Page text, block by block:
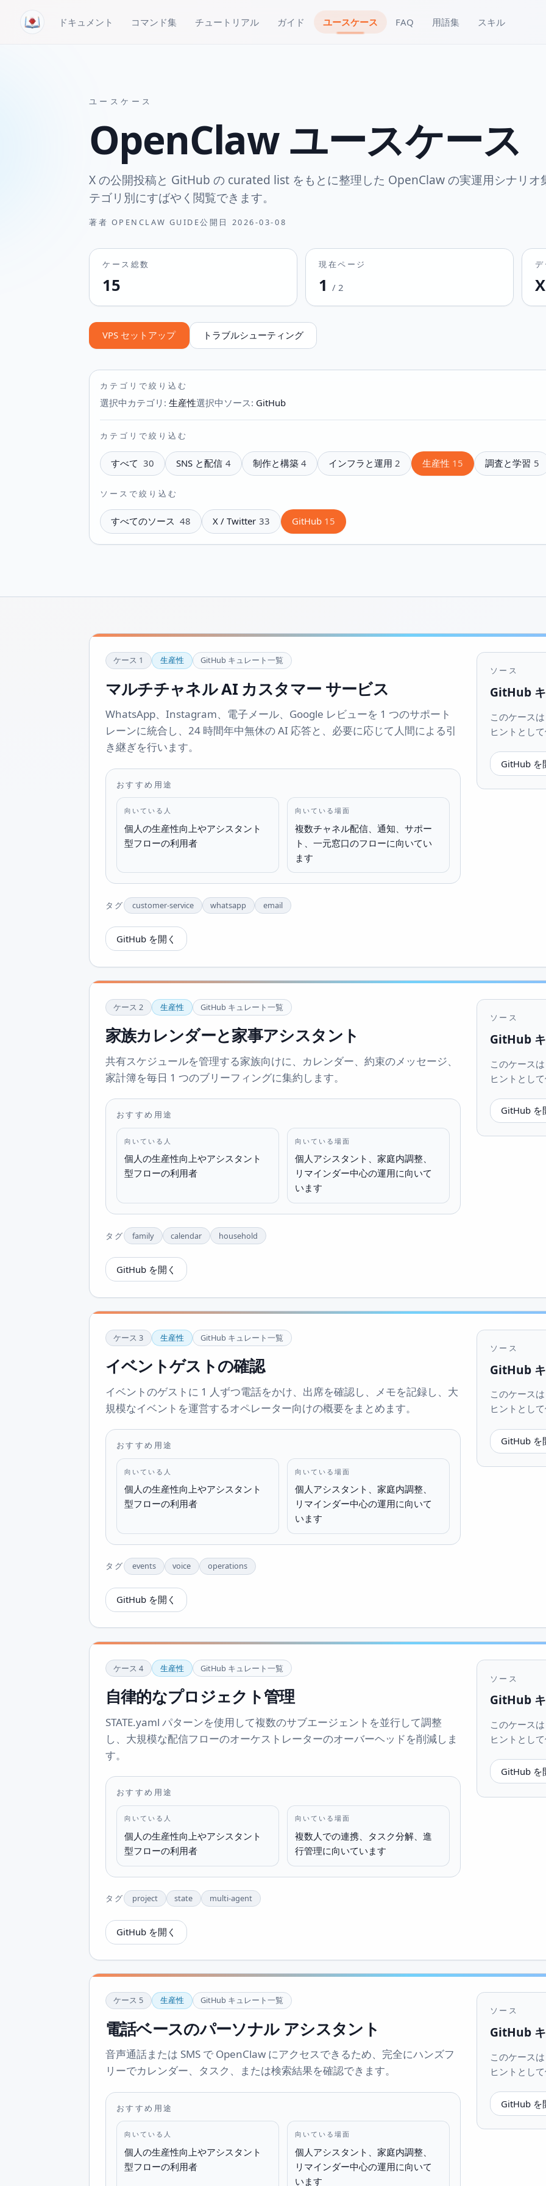
ドキュメント コマンド集 チュートリアル ガイド ユースケース FAQ 用語集 スキル
ユースケース
OpenClaw ユースケース
X の公開投稿と GitHub の curated list をもとに整理した OpenClaw の実運用シナリオ
テゴリ別にすばやく閲覧できます。
著者 OPENCLAW GUIDE公開日 2026-03-08
ケース総数
15
現在ページ
1 /2
VPS セットアップ トラブルシューティング
カテゴリで絞り込む
選択中カテゴリ : 生産性選択中ソース: GitHub
カテゴリで絞り込む
すべて 30 SNS と配信 4 制作と構築 4 インフラと運用 2 生産性 15 調査と学習 5
ソースで絞り込む
すべてのソース 48 X / Twitter 33 GitHub 15
ケース 1 生産性 GitHub キュレート一覧
マルチチャネル AI カスタマー サービス
WhatsApp、Instagram、電子メール、Google レビューを 1 つのサポート
レーンに統合し、24 時間年中無休の AI 応答と、必要に応じて人間による引
き継ぎを行います。
おすすめ用途
向いている人
個人の生産性向上やアシスタント
型フローの利用者
向いている場面
複数チャネル配信、通知、サポー
ト、一元窓口のフローに向いてい
ます
タグ customer-service whatsapp email
GitHub を開く
ソース
GitHub
このケース
ヒントとし
GitHub を
ケース 2 生産性 GitHub キュレート一覧
家族カレンダーと家事アシスタント
共有スケジュールを管理する家族向けに、カレンダー、約束のメッセージ、
家計簿を毎日 1 つのブリーフィングに集約します。
おすすめ用途
向いている人
個人の生産性向上やアシスタント
型フローの利用者
向いている場面
個人アシスタント、家庭内調整、
リマインダー中心の運用に向いて
います
タグ family calendar household
GitHub を開く
ソース
GitHub
このケース
ヒントとし
GitHub を
ケース 3 生産性 GitHub キュレート一覧
イベントゲストの確認
イベントのゲストに 1 人ずつ電話をかけ、出席を確認し、メモを記録し、大
規模なイベントを運営するオペレーター向けの概要をまとめます。
おすすめ用途
向いている人
個人の生産性向上やアシスタント
型フローの利用者
向いている場面
個人アシスタント、家庭内調整、
リマインダー中心の運用に向いて
います
タグ events voice operations
GitHub を開く
ソース
GitHub
このケース
ヒントとし
GitHub を
ケース 4 生産性 GitHub キュレート一覧
自律的なプロジェクト管理
STATE.yaml パターンを使用して複数のサブエージェントを並行して調整
し、大規模な配信フローのオーケストレーターのオーバーヘッドを削減しま
す。
おすすめ用途
向いている人
個人の生産性向上やアシスタント
型フローの利用者
向いている場面
複数人での連携、タスク分解、進
行管理に向いています
タグ project state multi-agent
GitHub を開く
ソース
GitHub
このケース
ヒントとし
GitHub を
ケース 5 生産性 GitHub キュレート一覧
電話ベースのパーソナル アシスタント
音声通話または SMS で OpenClaw にアクセスできるため、完全にハンズフ
リーでカレンダー、タスク、または検索結果を確認できます。
おすすめ用途
向いている人
個人の生産性向上やアシスタント
型フローの利用者
向いている場面
個人アシスタント、家庭内調整、
リマインダー中心の運用に向いて
います
ソース
GitHub
このケース
ヒントとし
GitHub を